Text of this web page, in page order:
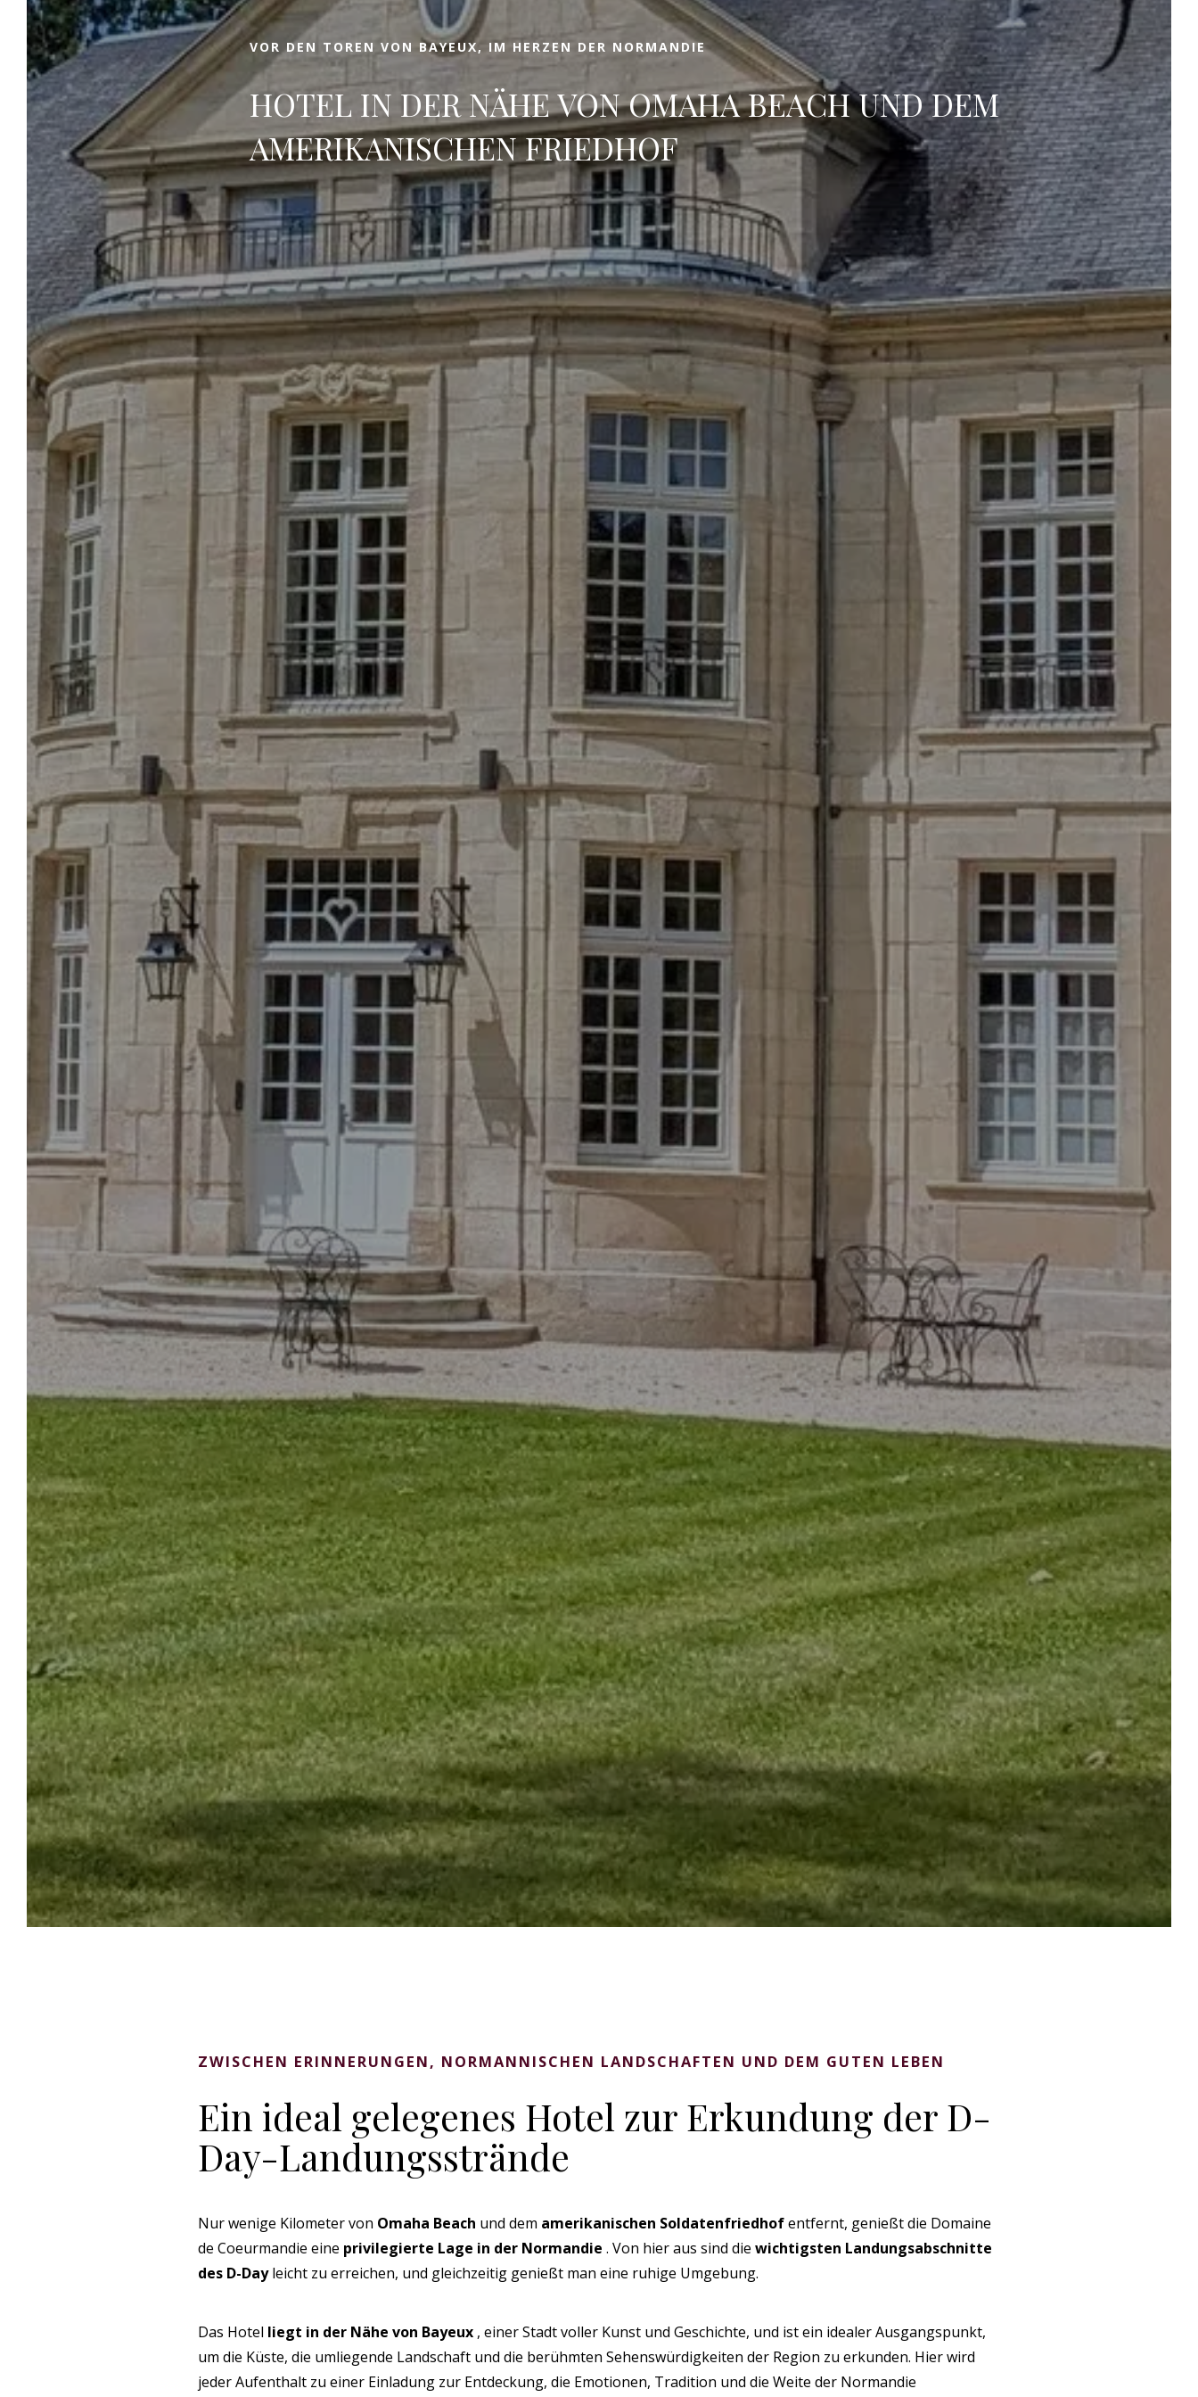
HOTEL &
DIENSTLEISTUNGEN
ZIMMER & SUITEN SPA & WELLNESS WIEDERHERSTELLUNG
VOR DEN TOREN VON BAYEUX, IM HERZEN DER NORMANDIE
HOTEL IN DER NÄHE VON OMAHA BEACH UND DEM
AMERIKANISCHEN FRIEDHOF
ZWISCHEN ERINNERUNGEN, NORMANNISCHEN LANDSCHAFTEN UND DEM GUTEN LEBEN
Ein ideal gelegenes Hotel zur Erkundung der D-
Day-Landungsstrände
Nur wenige Kilometer von Omaha Beach und dem amerikanischen Soldatenfriedhofentfernt, genießt die Domaine
de Coeurmandie eine privilegierte Lage in der Normandie . Von hier aus sind die wichtigsten Landungsabschnitte
des D-Dayleicht zu erreichen, und gleichzeitig genießt man eine ruhige Umgebung.
Das Hotel liegt in der Nähe von Bayeux , einer Stadt voller Kunst und Geschichte, und ist ein idealer Ausgangspunkt,
um die Küste, die umliegende Landschaft und die berühmten Sehenswürdigkeiten der Region zu erkunden. Hier wird
jeder Aufenthalt zu einer Einladung zur Entdeckung, die Emotionen, Tradition und die Weite der Normandie